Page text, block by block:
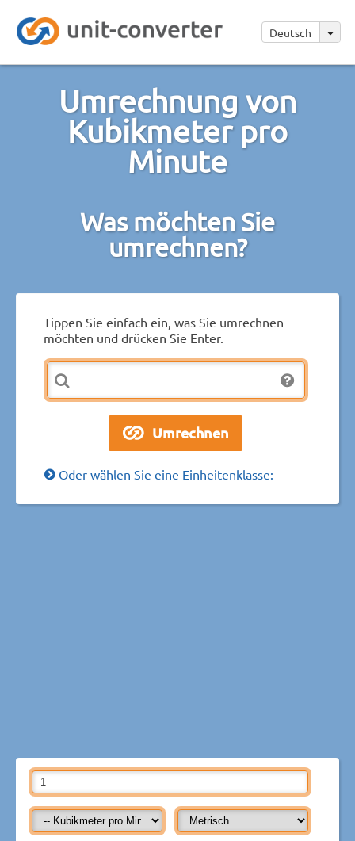
Deutsch
Umrechnung von
Kubikmeter pro
Minute
Was möchten Sie
umrechnen?
Tippen Sie einfach ein, was Sie umrechnen
möchten und drücken Sie Enter.
Oder wählen Sie eine Einheitenklasse: